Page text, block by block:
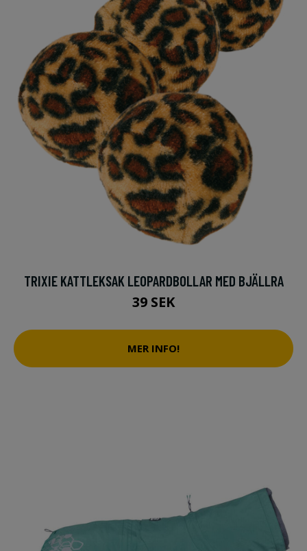
TRIXIE KATTLEKSAK LEOPARDBOLLAR MED BJÄLLRA
39 SEK
MER INFO!